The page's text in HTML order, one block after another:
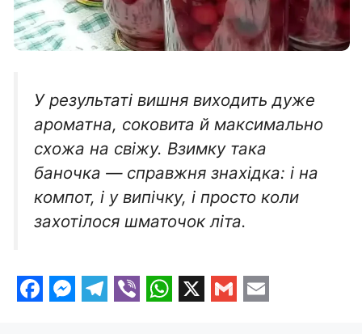
У результаті вишня виходить дуже
ароматна, соковита й максимально
схожа на свіжу. Взимку така
баночка — справжня знахідка: і на
компот, і у випічку, і просто коли
захотілося шматочок літа.